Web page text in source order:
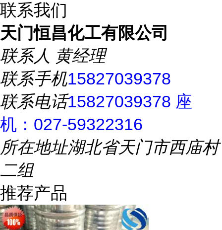
联系我们
天门恒昌化工有限公司
联系人 黄经理
联系手机15827039378
联系电话15827039378 座
机：027-59322316
所在地址湖北省天门市西庙村
二组
推荐产品